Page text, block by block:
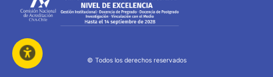
© Todos los derechos reservados